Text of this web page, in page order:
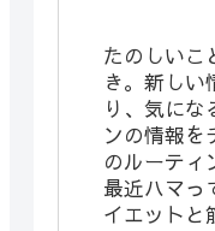
たのしいこ
き。新しい
り、気にな
ンの情報を
のルーティ
最近ハマっ
イエットと